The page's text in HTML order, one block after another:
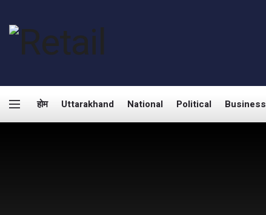
होम Uttarakhand National Political Business